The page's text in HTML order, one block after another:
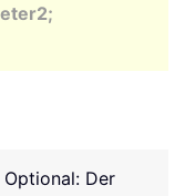
Optional: Der